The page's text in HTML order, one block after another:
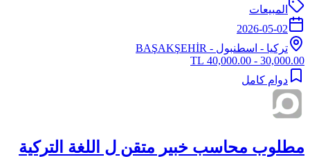
المبيعات
2026-05-02
تركيا - اسطنبول - BAŞAKŞEHİR
30,000.00 - 40,000.00 TL
دوام كامل
مطلوب محاسب خبير متقن ل اللغة التركية